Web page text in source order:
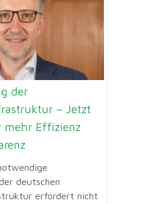
der
– Jetzt
mehr Effizienz
deutschen
erfordert nicht